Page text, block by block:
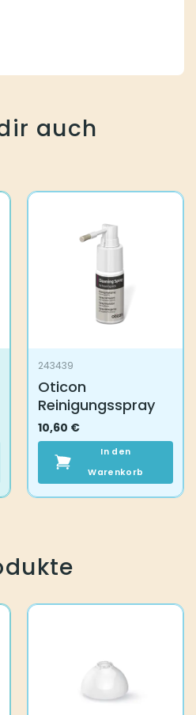
auch
243439
Oticon
Reinigungsspray
10,60 €
In den
Warenkorb